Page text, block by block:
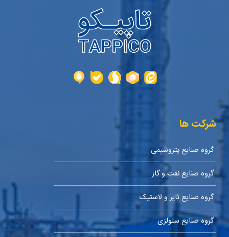
شرکت ها
گروه صنایع پتروشیمی
گروه صنایع نفت و گاز
گروه صنایع تایر و لاستیک
گروه صنایع سلولزی